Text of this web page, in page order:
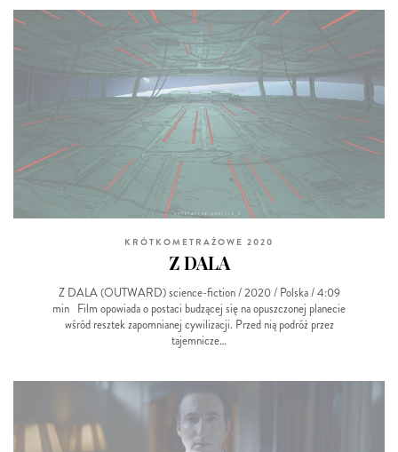
KRÓTKOMETRAŻOWE 2020
Z DALA
Z DALA (OUTWARD) science-fiction / 2020 / Polska / 4:09
min Film opowiada o postaci budzącej się na opuszczonej planecie
wśród resztek zapomnianej cywilizacji. Przed nią podróż przez
tajemnicze…